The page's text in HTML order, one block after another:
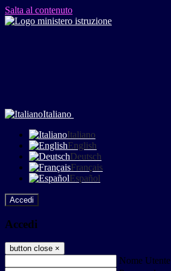
Salta al contenuto
Italiano
Italiano
English
Deutsch
Français
Español
Accedi
Accedi
button close ×
Nome Utente